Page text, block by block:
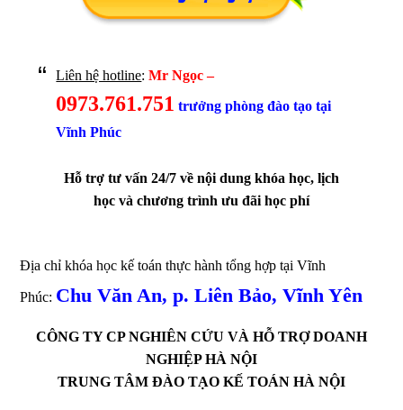
Liên hệ hotline:Mr Ngọc –
0973.761.751 trưởng phòng đào tạo tại
Vĩnh Phúc
Hỗ trợ tư vấn 24/7 về nội dung khóa học, lịch
học và chương trình ưu đãi học phí
Địa chỉ khóa học kế toán thực hành tổng hợp tại Vĩnh
Phúc: Chu Văn An, p. Liên Bảo, Vĩnh Yên
CÔNG TY CP NGHIÊN CỨU VÀ HỖ TRỢ DOANH
NGHIỆP HÀ NỘI
TRUNG TÂM ĐÀO TẠO KẾ TOÁN HÀ NỘI